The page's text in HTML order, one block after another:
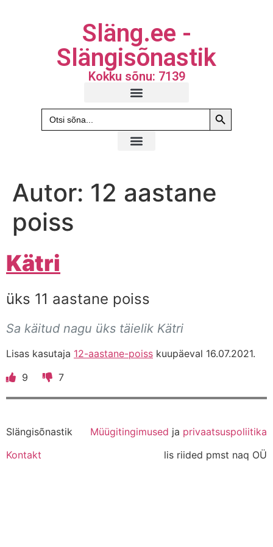
Släng.ee -
Slängisõnastik
Kokku sõnu: 7139
Search
for:
Search
Autor: 12 aastane
poiss
Kätri
üks 11 aastane poiss
Sa käitud nagu üks täielik Kätri
Lisas kasutaja 12-aastane-poiss kuupäeval 16.07.2021.
9
7
Slängisõnastik Müügitingimused ja privaatsuspoliitika
Kontakt
lis riided pmst naq OÜ